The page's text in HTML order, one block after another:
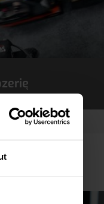
i odpowiedzialny